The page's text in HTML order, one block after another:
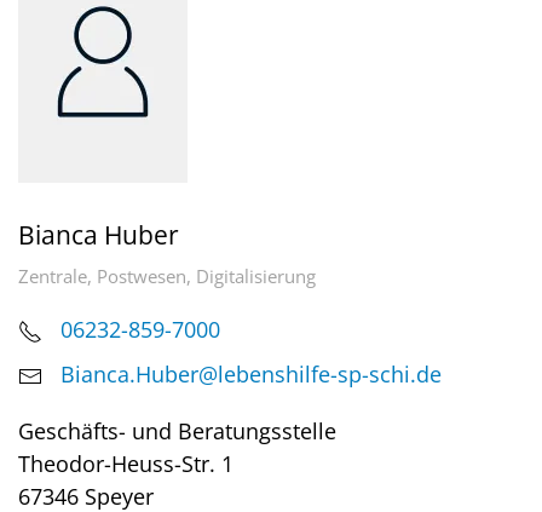
Bianca Huber
Zentrale, Postwesen, Digitalisierung
06232-859-7000
Bianca.Huber@lebenshilfe-sp-schi.de
Geschäfts- und Beratungsstelle
Theodor-Heuss-Str. 1
67346 Speyer